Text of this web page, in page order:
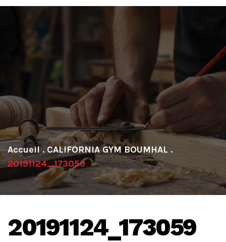
. CALIFORNIA GYM BOUMHAL .
20191124_173059
20191124_173059